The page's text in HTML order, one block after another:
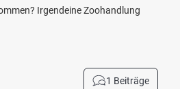
Irgendeine Zoohandlung
1 Beiträge